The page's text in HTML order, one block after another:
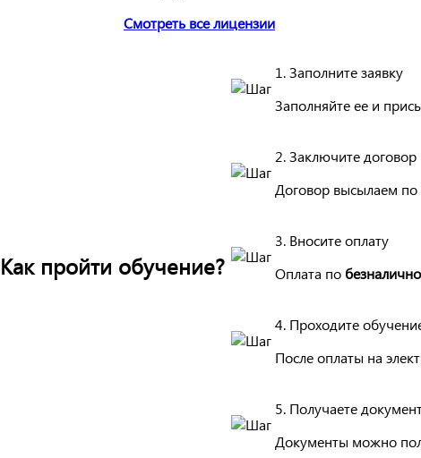
Смотреть все лицензии
Как пройти обучение?
1. Заполните заявку
Заполняйте ее и
2. Заключите договор
Договор высылаем по
3. Вносите оплату
Оплата по
4. Проходите
После оплаты на
5. Получаете
Документы можно